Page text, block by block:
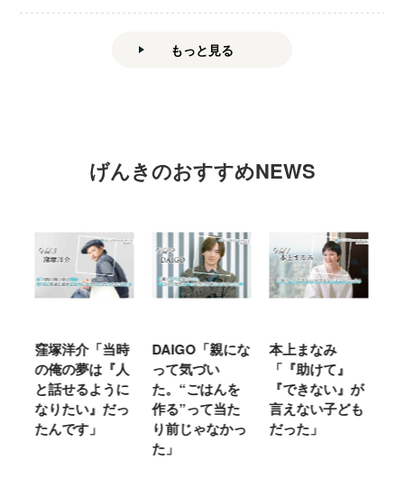
もっと見る
げんきのおすすめNEWS
窪塚洋介「当時
の俺の夢は『人
と話せるように
なりたい』だっ
たんです」
DAIGO「親にな
って気づい
た。“ごはんを
作る”って当た
り前じゃなかっ
た」
本上まなみ
「『助けて』
『できない』が
言えない子ども
だった」